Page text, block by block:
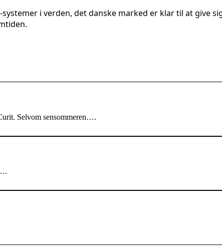
i verden, det danske marked er klar til at give
Selvom sensommeren….